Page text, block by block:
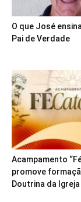
O que José
Pai de Verdade
Acampamento
promove
Doutrina da Igreja